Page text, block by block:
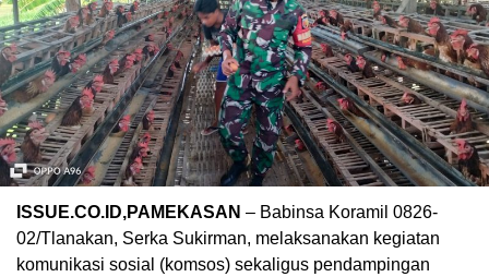
ISSUE.CO.ID,PAMEKASAN – Babinsa Koramil 0826-
02/Tlanakan, Serka Sukirman, melaksanakan kegiatan
komunikasi sosial (komsos) sekaligus pendampingan